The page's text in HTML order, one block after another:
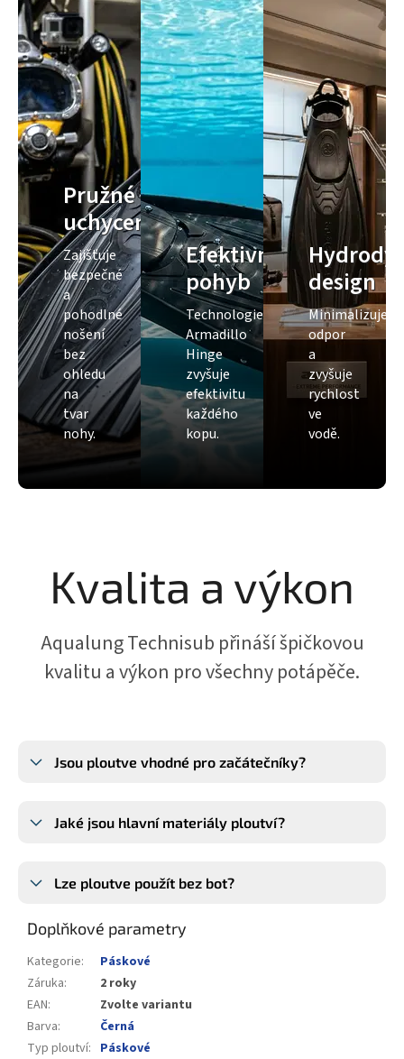
Pružné
uchycení
Zajišťuje
bezpečné
a
pohodlné
nošení
bez
ohledu
na
tvar
nohy.
Efektivní
pohyb
Technologie
Armadillo
Hinge
zvyšuje
efektivitu
každého
kopu.
design
Minimalizuje
odpor
a
zvyšuje
rychlost
ve
vodě.
Kvalita a výkon
Aqualung Technisub přináší špičkovou
kvalitu a výkon pro všechny potápěče.
Jsou ploutve vhodné pro začátečníky?
Jaké jsou hlavní materiály ploutví?
Lze ploutve použít bez bot?
Doplňkové parametry
Kategorie:
Páskové
Záruka:
2 roky
EAN:
Zvolte variantu
Barva:
Černá
Typ ploutví: Páskové